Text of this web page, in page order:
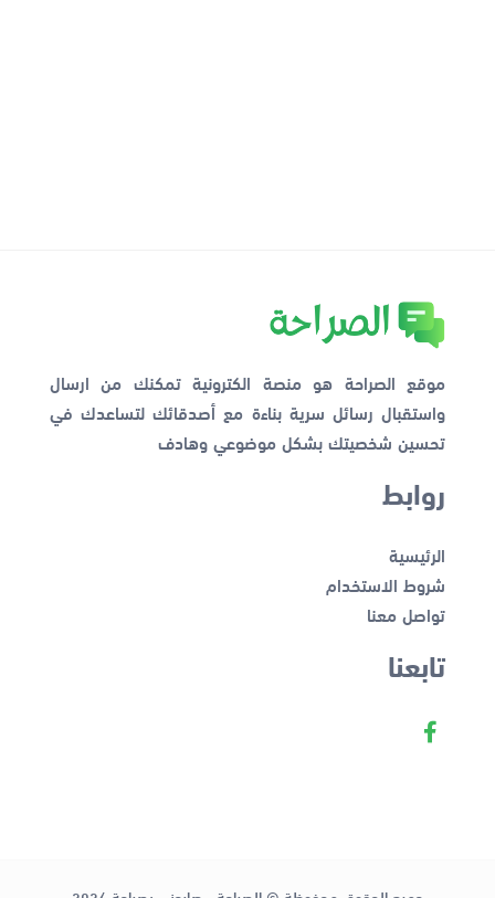
موقع الصراحة هو منصة الكترونية تمكنك من ارسال
واستقبال رسائل سرية بناءة مع أصدقائك لتساعدك في
تحسين شخصيتك بشكل موضوعي وهادف
روابط
الرئيسية
شروط الاستخدام
تواصل معنا
تابعنا